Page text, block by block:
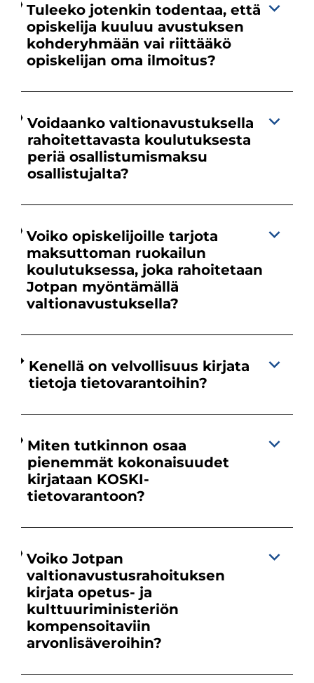
Tuleeko jotenkin todentaa, että
opiskelija kuuluu avustuksen
kohderyhmään vai riittääkö
opiskelijan oma ilmoitus?
Voidaanko valtionavustuksella
rahoitettavasta koulutuksesta
periä osallistumismaksu
osallistujalta?
Voiko opiskelijoille tarjota
maksuttoman ruokailun
koulutuksessa, joka rahoitetaan
Jotpan myöntämällä
valtionavustuksella?
Kenellä on velvollisuus kirjata
tietoja tietovarantoihin?
Miten tutkinnon osaa
pienemmät kokonaisuudet
kirjataan KOSKI-
tietovarantoon?
Voiko Jotpan
valtionavustusrahoituksen
kirjata opetus- ja
kulttuuriministeriön
kompensoitaviin
arvonlisäveroihin?